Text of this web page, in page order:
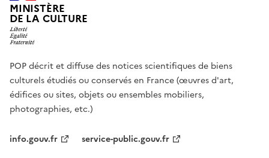
MINISTÈRE
DE LA CULTURE
POP décrit et diffuse des notices scientifiques de biens
culturels étudiés ou conservés en France (œuvres d'art,
édifices ou sites, objets ou ensembles mobiliers,
photographies, etc.)
info.gouv.fr service-public.gouv.fr